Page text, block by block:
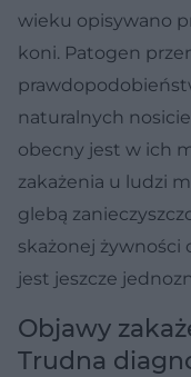
wieku opisywano
koni. Patogen
naturalnych
obecny jest w ich
zakażenia u ludzi
glebą
skażonej żywności
jest jeszcze
Objawy
Trudna